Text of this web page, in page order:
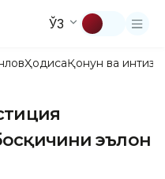
ЎЗ
ҲодисаҚонун ва
эълон